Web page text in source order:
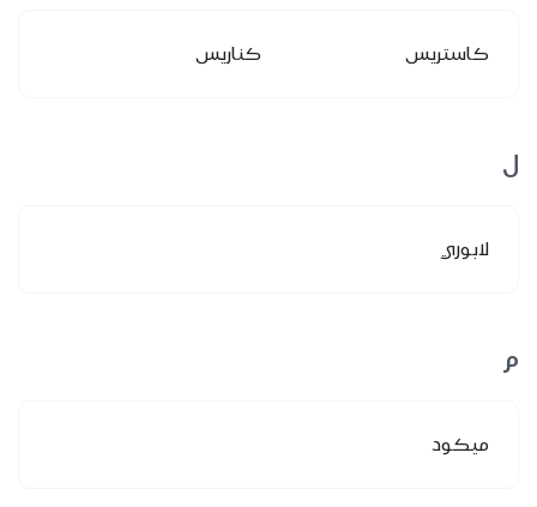
كاستريس كناريس
ل
لابوري
م
ميكود